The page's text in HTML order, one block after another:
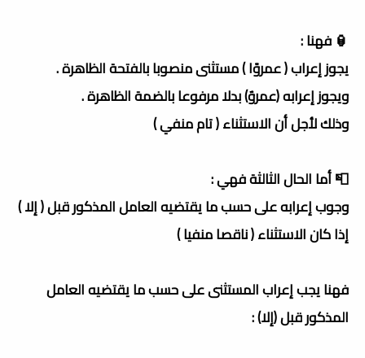
🏮 فهنا :
يجوز إعراب ( عمروًا ) مستثنى منصوبا بالفتحة الظاهرة .
ويجوز إعرابه (عمروٌ) بدلا مرفوعا بالضمة الظاهرة .
وذلك لأجل أن الاستثناء ( تام منفي )
📮 أما الحال الثالثة فهي :
وجوب إعرابه على حسب ما يقتضيه العامل المذكور قبل ( إلا )
إذا كان الاستثناء ( ناقصا منفيا )
فهنا يجب إعراب المستثنى على حسب ما يقتضيه العامل
المذكور قبل (إلا) :